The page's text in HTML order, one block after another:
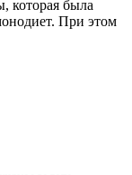
которая была
При этом